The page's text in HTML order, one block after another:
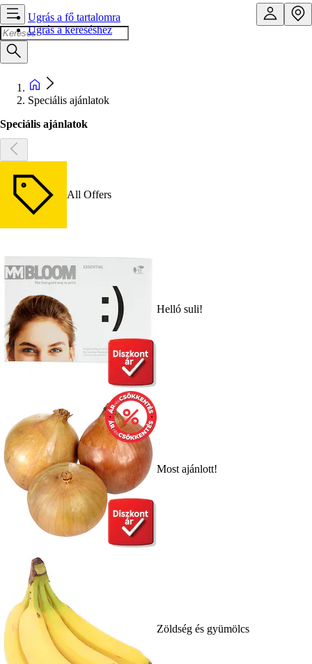
Ugrás a fő tartalomra
Ugrás a kereséshez
Speciális ajánlatok
Speciális ajánlatok
All Offers
Helló suli!
Most ajánlott!
Zöldség és gyümölcs